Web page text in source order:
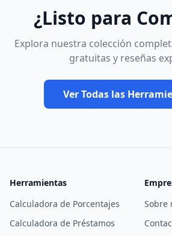
¿Listo para
Explora nuestra colección
gratuitas y reseñas
Ver Todas las
Herramientas
Calculadora de Porcentajes
Calculadora de Préstamos
Sobre